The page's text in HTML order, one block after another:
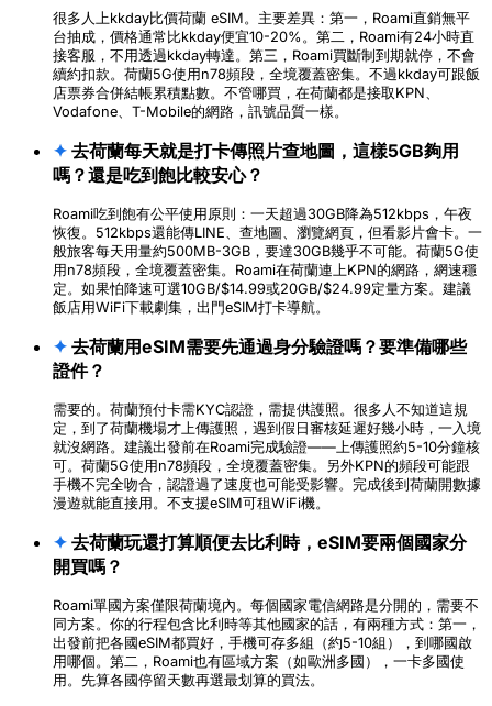
很多人上kkday比價荷蘭 eSIM。主要差異：第一，Roami直銷無平
台抽成，價格通常比kkday便宜10-20%。第二，Roami有24小時直
接客服，不用透過kkday轉達。第三，Roami買斷制到期就停，不會
續約扣款。荷蘭5G使用n78頻段，全境覆蓋密集。不過kkday可跟飯
店票券合併結帳累積點數。不管哪買，在荷蘭都是接取KPN、
Vodafone、T-Mobile的網路，訊號品質一樣。
✦ 去荷蘭每天就是打卡傳照片查地圖，這樣5GB夠用
嗎？還是吃到飽比較安心？
Roami吃到飽有公平使用原則：一天超過30GB降為512kbps，午夜
恢復。512kbps還能傳LINE、查地圖、瀏覽網頁，但看影片會卡。一
般旅客每天用量約500MB-3GB，要達30GB幾乎不可能。荷蘭5G使
用n78頻段，全境覆蓋密集。Roami在荷蘭連上KPN的網路，網速穩
定。如果怕降速可選10GB/$14.99或20GB/$24.99定量方案。建議
飯店用WiFi下載劇集，出門eSIM打卡導航。
✦ 去荷蘭用eSIM需要先通過身分驗證嗎？要準備哪些
證件？
需要的。荷蘭預付卡需KYC認證，需提供護照。很多人不知道這規
定，到了荷蘭機場才上傳護照，遇到假日審核延遲好幾小時，一入境
就沒網路。建議出發前在Roami完成驗證——上傳護照約5-10分鐘核
可。荷蘭5G使用n78頻段，全境覆蓋密集。另外KPN的頻段可能跟
手機不完全吻合，認證過了速度也可能受影響。完成後到荷蘭開數據
漫遊就能直接用。不支援eSIM可租WiFi機。
✦ 去荷蘭玩還打算順便去比利時，eSIM要兩個國家分
開買嗎？
Roami單國方案僅限荷蘭境內。每個國家電信網路是分開的，需要不
同方案。你的行程包含比利時等其他國家的話，有兩種方式：第一，
出發前把各國eSIM都買好，手機可存多組（約5-10組），到哪國啟
用哪個。第二，Roami也有區域方案（如歐洲多國），一卡多國使
用。先算各國停留天數再選最划算的買法。